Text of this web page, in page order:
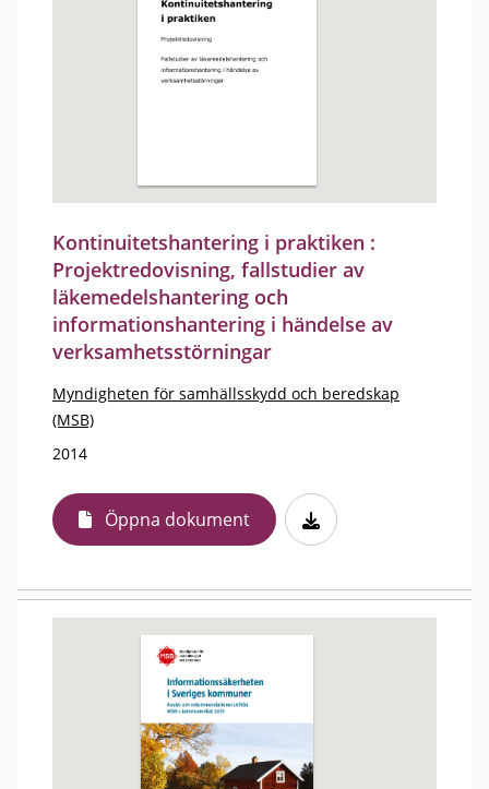
Kontinuitetshantering i praktiken :
Projektredovisning, fallstudier av
läkemedelshantering och
informationshantering i händelse av
verksamhetsstörningar
Myndigheten för samhällsskydd och beredskap
(MSB)
2014
Öppna dokument